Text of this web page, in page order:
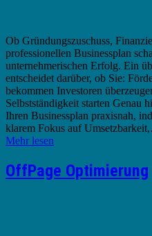
Ob Gründungszuschuss,
professionellen Businessplan
unternehmerischen Erfolg. Ein
entscheidet darüber, ob Sie:
bekommen Investoren
Selbstständigkeit starten Genau
Ihren Businessplan praxisnah,
klarem Fokus auf
Mehr lesen
OffPage Optimierung